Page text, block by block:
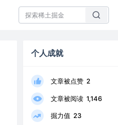
个人成就
文章被点赞 2
文章被阅读 1,146
掘力值 23